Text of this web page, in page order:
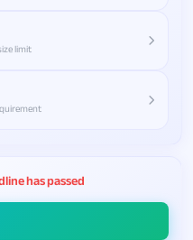
limit
has passed